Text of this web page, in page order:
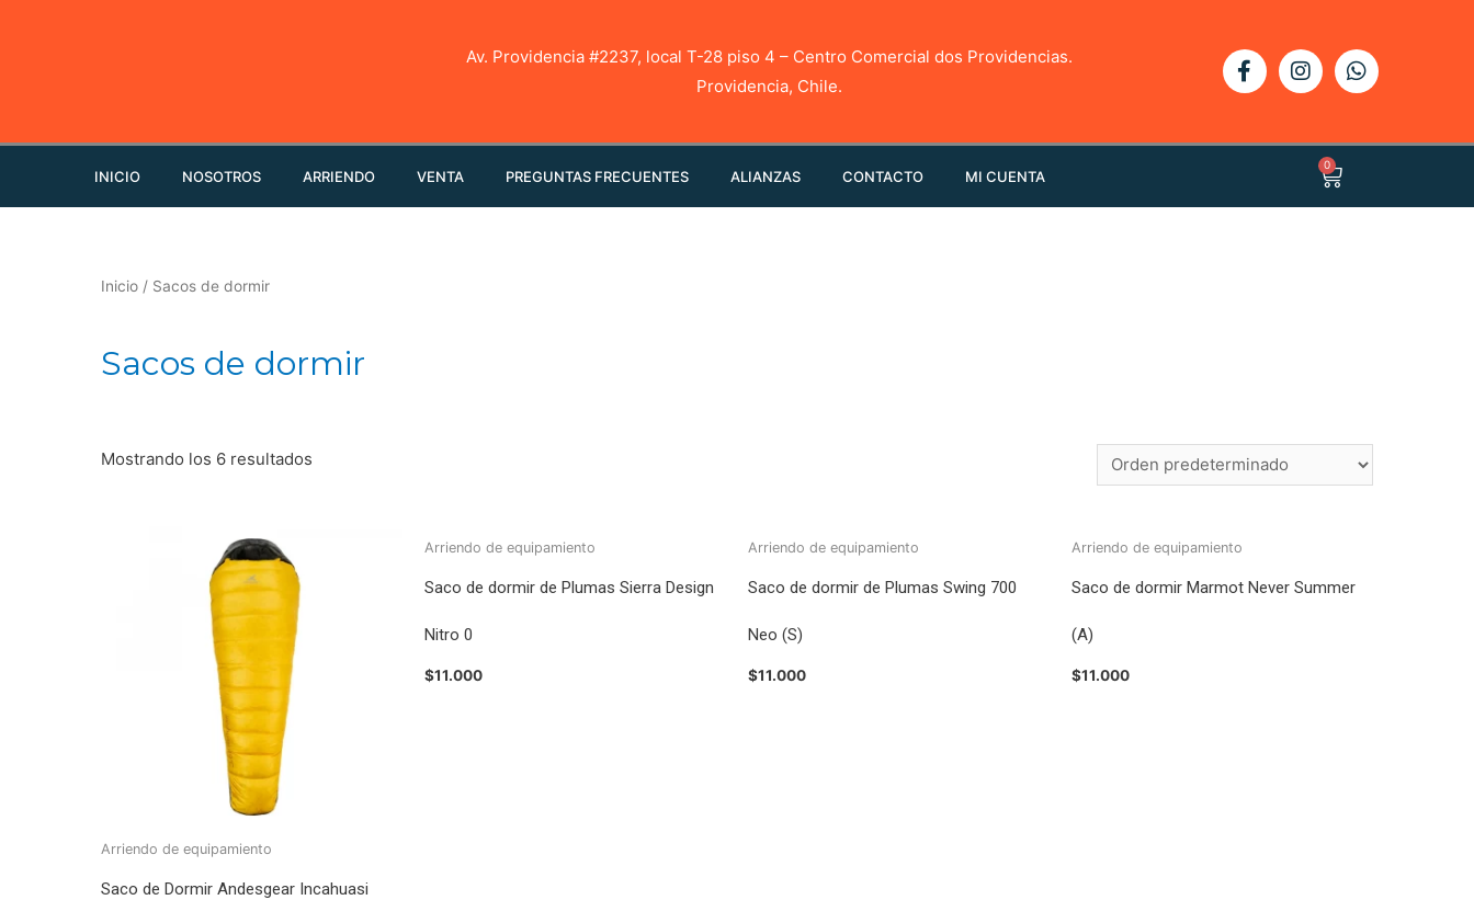
Av. Providencia #2237, local T-28 piso 4 – Centro Comercial dos Providencias.
Providencia, Chile.
INICIO NOSOTROS ARRIENDO VENTA PREGUNTAS FRECUENTES ALIANZAS CONTACTO MI CUENTA
0
Inicio / Sacos de dormir
Sacos de dormir
Mostrando los 6 resultados
Arriendo de equipamiento
Saco de Dormir Andesgear Incahuasi
Arriendo de equipamiento
Saco de dormir de Plumas Sierra Design
Nitro 0
$11.000
Arriendo de equipamiento
Saco de dormir de Plumas Swing 700
Neo (S)
$11.000
Arriendo de equipamiento
Saco de dormir Marmot Never Summer
(A)
$11.000